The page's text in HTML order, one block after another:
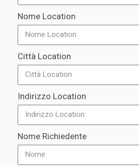
Nome Location
Città Location
Indirizzo Location
Nome Richiedente